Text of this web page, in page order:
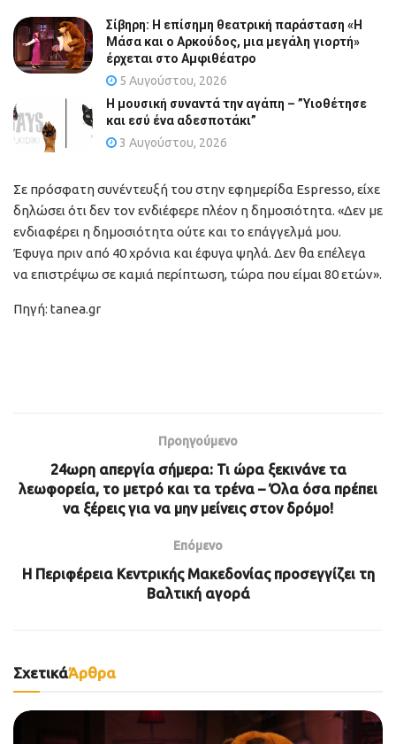
Σίβηρη: Η επίσημη θεατρική παράσταση «Η
Μάσα και ο Αρκούδος, μια μεγάλη γιορτή»
έρχεται στο Αμφιθέατρο
5 Αυγούστου, 2026
Η μουσική συναντά την αγάπη – ”Υιοθέτησε
και εσύ ένα αδεσποτάκι”
3 Αυγούστου, 2026
Σε πρόσφατη συνέντευξή του στην εφημερίδα Espresso, είχε
δηλώσει ότι δεν τον ενδιέφερε πλέον η δημοσιότητα. «Δεν με
ενδιαφέρει η δημοσιότητα ούτε και το επάγγελμά μου.
Έφυγα πριν από 40 χρόνια και έφυγα ψηλά. Δεν θα επέλεγα
να επιστρέψω σε καμιά περίπτωση, τώρα που είμαι 80 ετών».
Πηγή: tanea.gr
Προηγούμενο
24ωρη απεργία σήμερα: Τι ώρα ξεκινάνε τα
λεωφορεία, το μετρό και τα τρένα – Όλα όσα πρέπει
να ξέρεις για να μην μείνεις στον δρόμο!
Επόμενο
Η Περιφέρεια Κεντρικής Μακεδονίας προσεγγίζει τη
Βαλτική αγορά
ΣχετικάΆρθρα